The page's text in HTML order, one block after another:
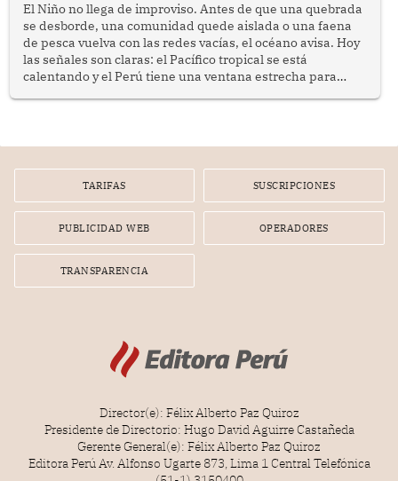
El Niño no llega de improviso. Antes de que una quebrada
se desborde, una comunidad quede aislada o una faena
de pesca vuelva con las redes vacías, el océano avisa. Hoy
las señales son claras: el Pacífico tropical se está
calentando y el Perú tiene una ventana estrecha para
TARIFAS SUSCRIPCIONES
PUBLICIDAD WEB OPERADORES
TRANSPARENCIA
Director(e): Félix Alberto Paz Quiroz
Presidente de Directorio: Hugo David Aguirre Castañeda
Gerente General(e): Félix Alberto Paz Quiroz
Editora Perú Av. Alfonso Ugarte 873, Lima 1 Central Telefónica